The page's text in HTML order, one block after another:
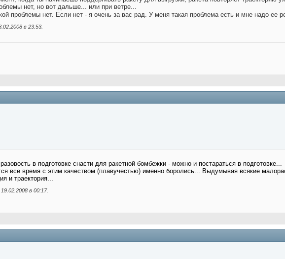
нет, но вот дальше... или при ветре...
проблемы нет. Если нет - я очень за вас рад. У меня такая проблема есть и мне надо ее
в 23:53
в подготовке снасти для ракетной бомбежки - можно и постараться в подготовке...
все время с этим качеством (плавучестью) именно боролись... Выдумывая всякие
и траектория...
в 00:17.